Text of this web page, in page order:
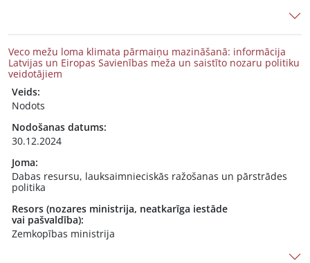
Veco mežu loma klimata pārmaiņu mazināšanā: informācija
Latvijas un Eiropas Savienības meža un saistīto nozaru politiku
veidotājiem
Veids:
Nodots
Nodošanas datums:
30.12.2024
Joma:
Dabas resursu, lauksaimnieciskās ražošanas un pārstrādes
politika
Resors (nozares ministrija, neatkarīga iestāde
vai pašvaldība):
Zemkopības ministrija